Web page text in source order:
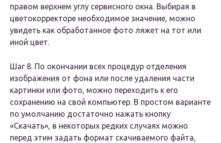
правом верхнем углу сервисного окна. Выбирая в
цветокорректоре необходимое значение, можно
увидеть как обработанное фото ляжет на тот или
иной цвет.
Шаг 8. По окончании всех процедур отделения
изображения от фона или после удаления части
картинки или фото, можно переходить к его
сохранению на свой компьютер. В простом варианте
по умолчанию достаточно нажать кнопку
«Скачать», в некоторых редких случаях можно
перед этим задать формат скачиваемого файта,